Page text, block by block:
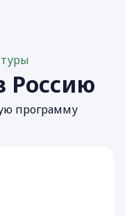
Россию
программу